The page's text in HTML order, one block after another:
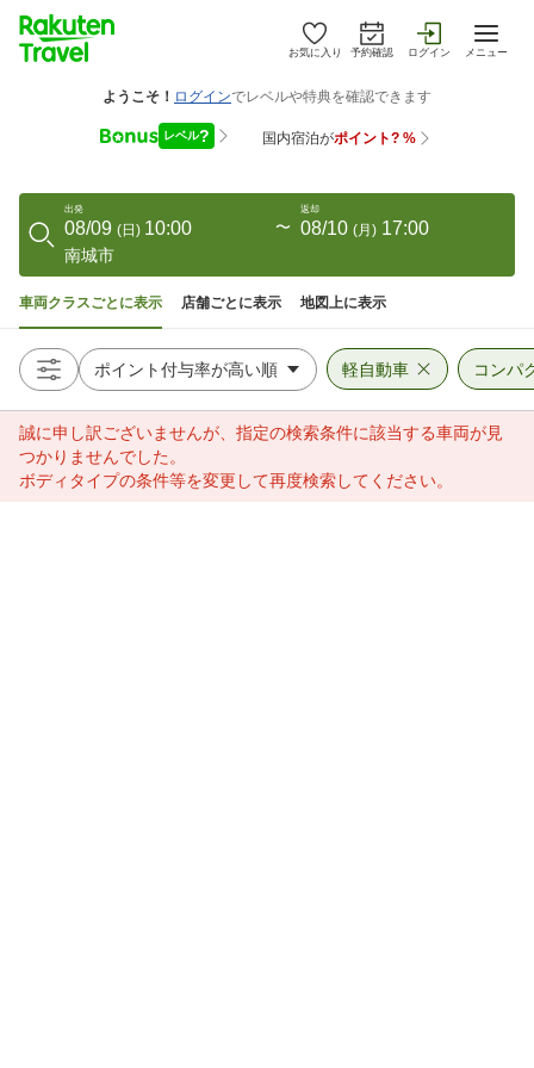
お気に入り 予約確認 ログイン メニュー
出発
08/09 (日) 10:00 〜
返却
08/10 (月 ) 17:00
南城市
車両クラスごとに表示 店舗ごとに表示 地図上に表示
軽自動車 コンパ
誠に申し訳ございませんが、指定の検索条件に該当する車両が見
つかりませんでした。
ボディタイプの条件等を変更して再度検索してください。